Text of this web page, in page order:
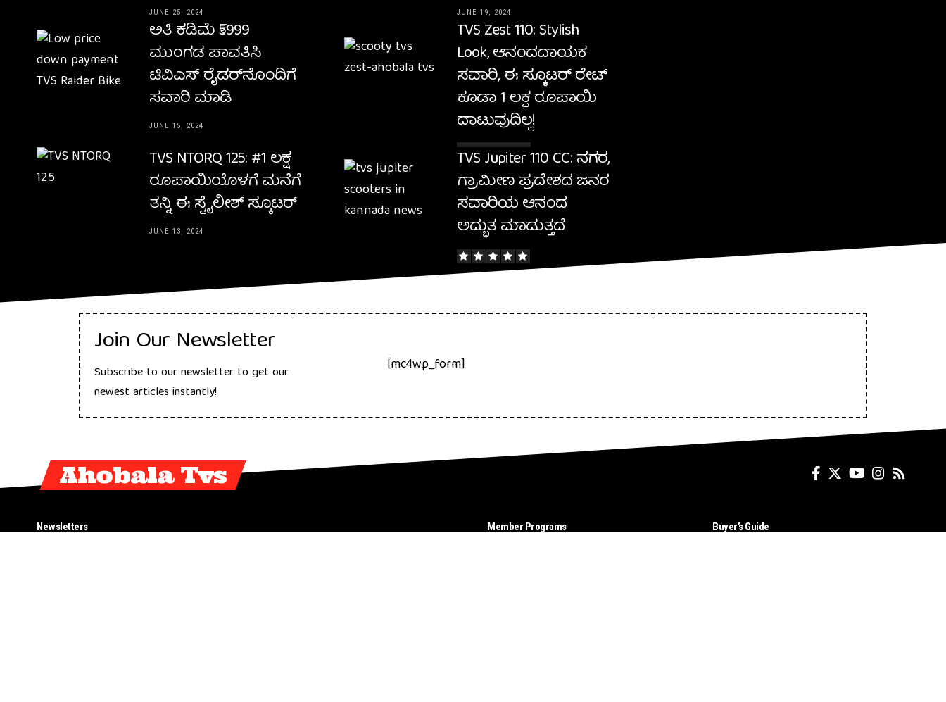
JUNE 25, 2024 JUNE 19, 2024
ಅತಿ ಕಡಿಮೆ ₹5999
ಮುಂಗಡ ಪಾವತಿಸಿ
ಟಿವಿಎಸ್ ರೈಡರ್‌ನೊಂದಿಗೆ
ಸವಾರಿ ಮಾಡಿ
JUNE 15, 2024
TVS Zest 110: Stylish
Look, ಆನಂದದಾಯಕ
ಸವಾರಿ, ಈ ಸ್ಕೂಟರ್ ರೇಟ್
ಕೂಡಾ 1 ಲಕ್ಷ ರೂಪಾಯಿ
ದಾಟುವುದಿಲ್ಲ!
TVS NTORQ 125: #1 ಲಕ್ಷ
ರೂಪಾಯಿಯೊಳಗೆ ಮನೆಗೆ
ತನ್ನಿ ಈ ಸ್ಟೈಲೀಶ್ ಸ್ಕೂಟರ್
JUNE 13, 2024
TVS Jupiter 110 CC: ನಗರ,
ಗ್ರಾಮೀಣ ಪ್ರದೇಶದ ಜನರ
ಸವಾರಿಯ ಆನಂದ
ಅದ್ಭುತ ಮಾಡುತ್ತದೆ
Join Our Newsletter
Subscribe to our newsletter to get our
newest articles instantly!
[mc4wp_form]
Ahobala Tvs
Newsletters
Member Programs
Buyer’s Guide